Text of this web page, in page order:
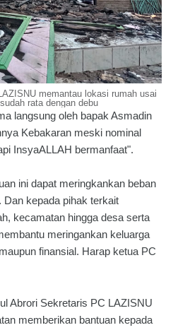
memantau lokasi rumah usai
rata dengan debu
langsung oleh bapak Asmadin
Kebakaran meski nominal
InsyaALLAH bermanfaat".
ini dapat meringkankan beban
Dan kepada pihak terkait
kecamatan hingga desa serta
meringankan keluarga
finansial. Harap ketua PC
Abrori Sekretaris PC LAZISNU
memberikan bantuan kepada